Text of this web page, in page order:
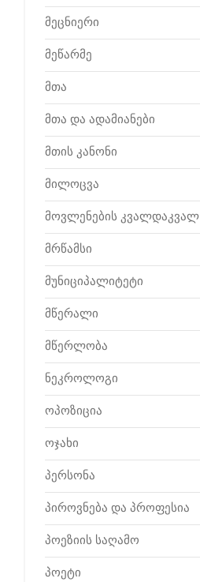
მეცნიერი
მეწარმე
მთა
მთა და ადამიანები
მთის კანონი
მილოცვა
მოვლენების კვალდაკვალ
მრწამსი
მუნიციპალიტეტი
მწერალი
მწერლობა
ნეკროლოგი
ოპოზიცია
ოჯახი
პერსონა
პიროვნება და პროფესია
პოეზიის საღამო
პოეტი